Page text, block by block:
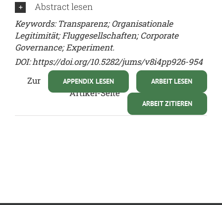
Abstract lesen
Keywords: Transparenz; Organisationale
Legitimität; Fluggesellschaften; Corporate
Governance; Experiment.
DOI:https://doi.org/10.5282/jums/v8i4pp926-954
ARBEIT LESEN
APPENDIX LESEN
ARBEIT ZITIEREN
Zur
Artikel-Seite